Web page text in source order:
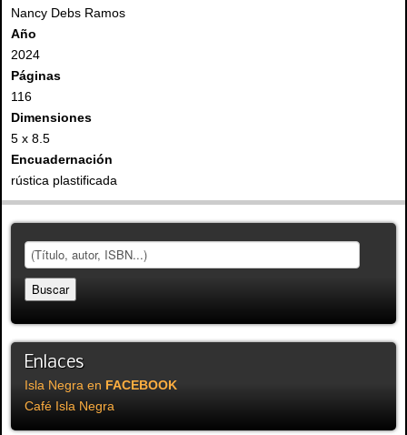
Nancy Debs Ramos
Año
2024
Páginas
116
Dimensiones
5 x 8.5
Encuadernación
rústica plastificada
Enlaces
Isla Negra en FACEBOOK
Café Isla Negra